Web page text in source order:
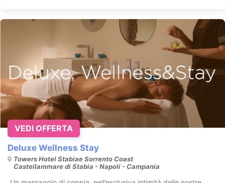
Deluxe Wellness Stay
Towers Hotel Stabiae Sorrento Coast
Castellammare di Stabia - Napoli - Campania
VEDI OFFERTA